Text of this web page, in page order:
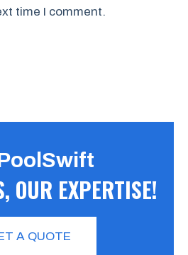
time I comment.
OUR EXPERTISE!
A QUOTE